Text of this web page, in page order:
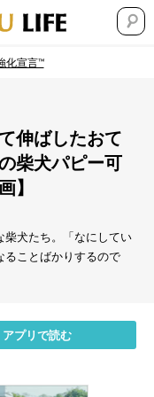
化宣言™
伸ばしたおて
柴犬パピー可
】
柴犬たち。「なにしてい
ることばかりするので
アプリで読む